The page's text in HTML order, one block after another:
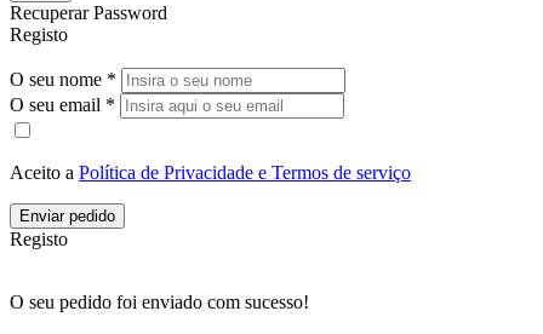
Recuperar Password
Registo
O seu nome *
O seu email *
Aceito a Política de Privacidade e Termos de serviço
Enviar pedido
Registo
O seu pedido foi enviado com sucesso!